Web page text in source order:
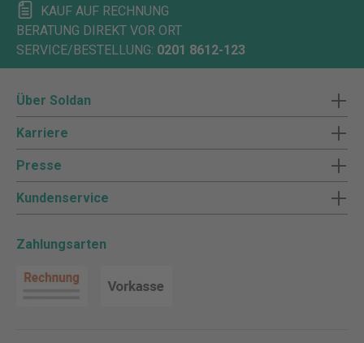
KAUF AUF RECHNUNG
BERATUNG DIREKT VOR ORT
SERVICE/BESTELLUNG: 0201 8612-123
Über Soldan
Karriere
Presse
Kundenservice
Zahlungsarten